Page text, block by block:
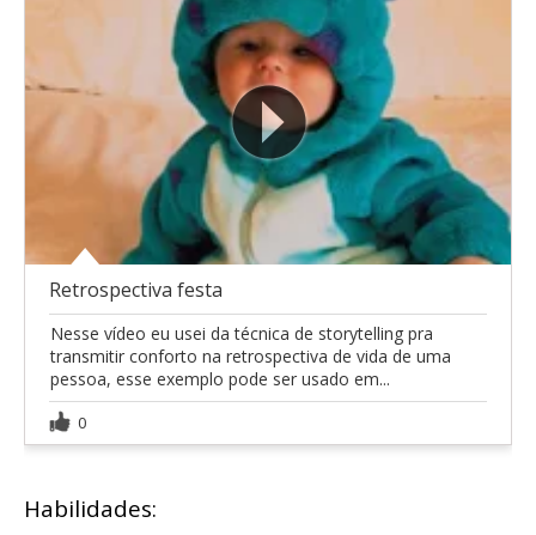
Retrospectiva festa
Nesse vídeo eu usei da técnica de storytelling pra
transmitir conforto na retrospectiva de vida de uma
pessoa, esse exemplo pode ser usado em...
0
Habilidades: